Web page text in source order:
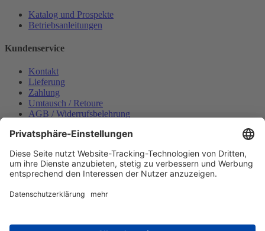
Katalog und Prospekte
Betriebsanleitungen
Kundenservice
Kontakt
Lieferung
Zahlung
Umtausch / Retoure
AGB / Widerrufsbelehrung
Datenschutzerklärung
Bestellung widerrufen
Mein konto